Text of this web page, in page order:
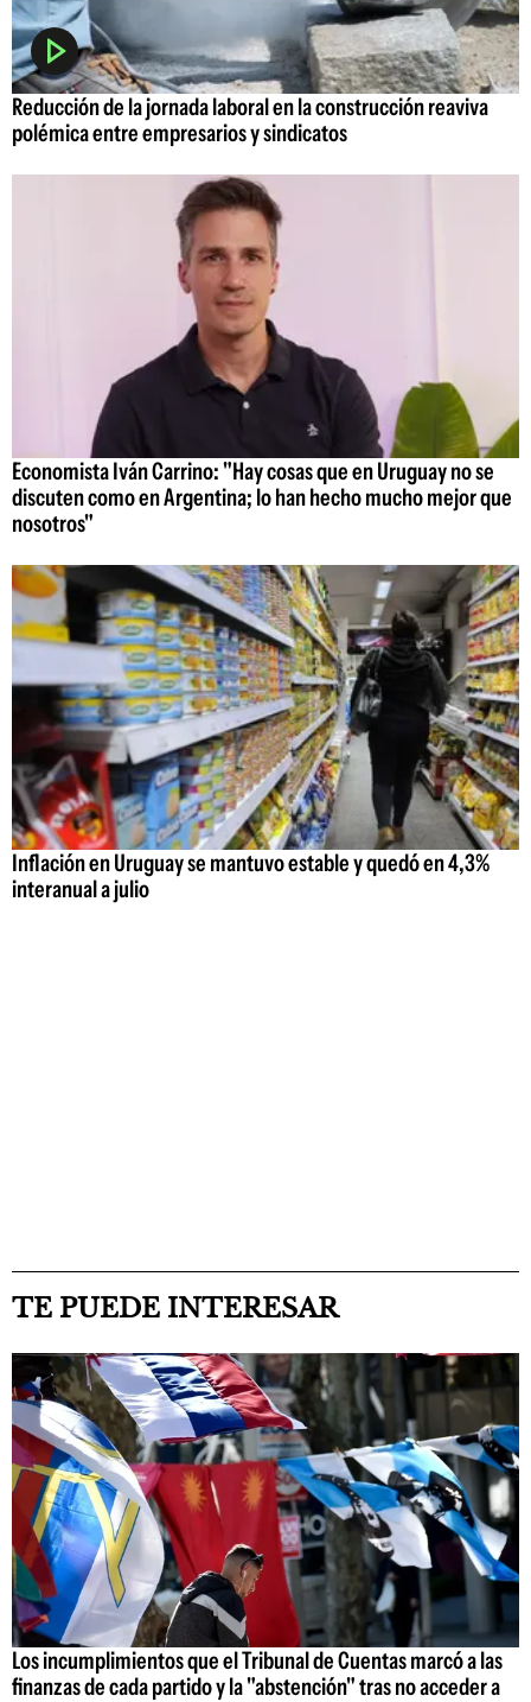
Reducción de la jornada laboral en la construcción reaviva
polémica entre empresarios y sindicatos
Economista Iván Carrino: "Hay cosas que en Uruguay no se
discuten como en Argentina; lo han hecho mucho mejor que
nosotros"
Inflación en Uruguay se mantuvo estable y quedó en 4,3%
interanual a julio
TE PUEDE INTERESAR
Los incumplimientos que el Tribunal de Cuentas marcó a las
finanzas de cada partido y la "abstención" tras no acceder a